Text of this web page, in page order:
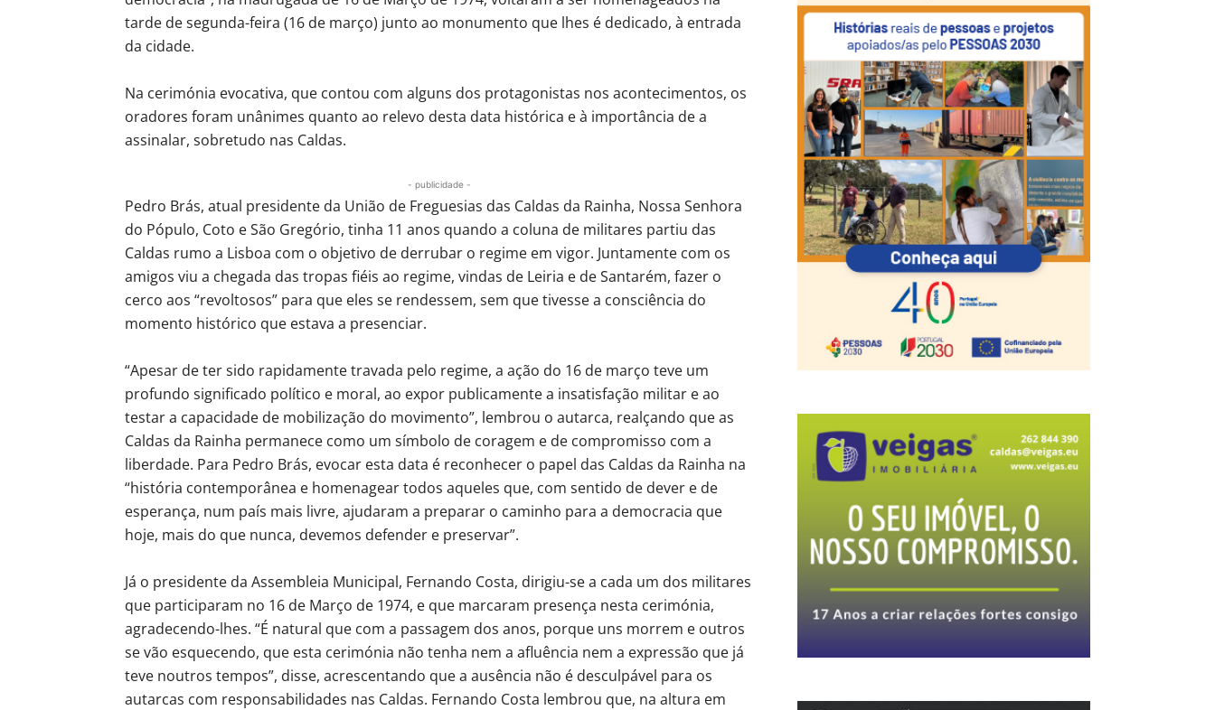
tarde de segunda-feira (16 de março) junto ao monumento que lhes é dedicado, à entrada
da cidade.
Na cerimónia evocativa, que contou com alguns dos protagonistas nos acontecimentos, os
oradores foram unânimes quanto ao relevo desta data histórica e à importância de a
assinalar, sobretudo nas Caldas.
- publicidade -
Pedro Brás, atual presidente da União de Freguesias das Caldas da Rainha, Nossa Senhora
do Pópulo, Coto e São Gregório, tinha 11 anos quando a coluna de militares partiu das
Caldas rumo a Lisboa com o objetivo de derrubar o regime em vigor. Juntamente com os
amigos viu a chegada das tropas fiéis ao regime, vindas de Leiria e de Santarém, fazer o
cerco aos “revoltosos” para que eles se rendessem, sem que tivesse a consciência do
momento histórico que estava a presenciar.
“Apesar de ter sido rapidamente travada pelo regime, a ação do 16 de março teve um
profundo significado político e moral, ao expor publicamente a insatisfação militar e ao
testar a capacidade de mobilização do movimento”, lembrou o autarca, realçando que as
Caldas da Rainha permanece como um símbolo de coragem e de compromisso com a
liberdade. Para Pedro Brás, evocar esta data é reconhecer o papel das Caldas da Rainha na
“história contemporânea e homenagear todos aqueles que, com sentido de dever e de
esperança, num país mais livre, ajudaram a preparar o caminho para a democracia que
hoje, mais do que nunca, devemos defender e preservar”.
Já o presidente da Assembleia Municipal, Fernando Costa, dirigiu-se a cada um dos militares
que participaram no 16 de Março de 1974, e que marcaram presença nesta cerimónia,
agradecendo-lhes. “É natural que com a passagem dos anos, porque uns morrem e outros
se vão esquecendo, que esta cerimónia não tenha nem a afluência nem a expressão que já
teve noutros tempos”, disse, acrescentando que a ausência não é desculpável para os
autarcas com responsabilidades nas Caldas. Fernando Costa lembrou que, na altura em